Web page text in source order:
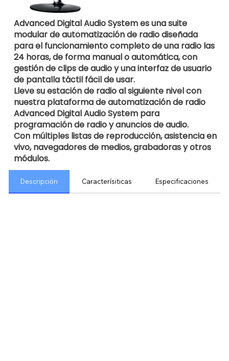
Advanced Digital Audio System es una suite
modular de automatización de radio diseñada
para el funcionamiento completo de una radio las
24 horas, de forma manual o automática, con
gestión de clips de audio y una interfaz de usuario
de pantalla táctil fácil de usar.
Lleve su estación de radio al siguiente nivel con
nuestra plataforma de automatización de radio
Advanced Digital Audio System para
programación de radio y anuncios de audio.
Con múltiples listas de reproducción, asistencia en
vivo, navegadores de medios, grabadoras y otros
módulos.
Descripción Caracterísiticas Especificaciones